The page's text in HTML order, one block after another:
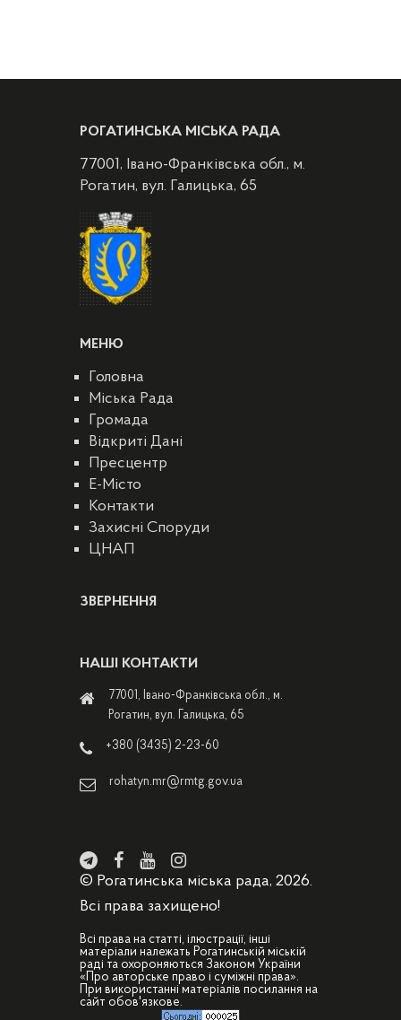
РОГАТИНСЬКА МІСЬКА РАДА
77001, Івано-Франківська обл., м.
Рогатин, вул. Галицька, 65
МЕНЮ
Головна
Міська Рада
Громада
Відкриті Дані
Пресцентр
E-Місто
Контакти
Захисні Споруди
ЦНАП
ЗВЕРНЕННЯ
НАШІ КОНТАКТИ
77001, Івано-Франківська обл., м.
Рогатин, вул. Галицька, 65
+380 (3435) 2-23-60
rohatyn.mr@rmtg.gov.ua
© Рогатинська міська рада, 2026.
Всі права захищено!
Всі права на статті, ілюстрації, інші
матеріали належать Рогатинській міській
раді та охороняються Законом України
«Про авторське право і суміжні права».
При використанні матеріалів посилання на
сайт обов'язкове.